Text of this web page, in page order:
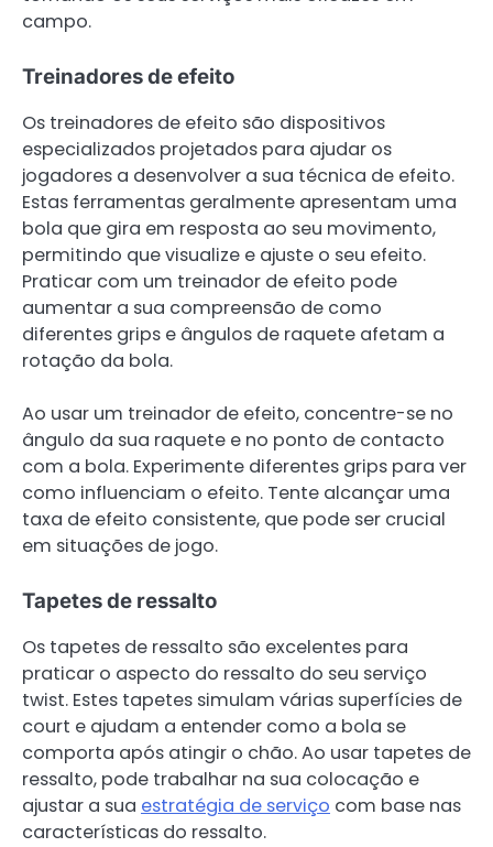
campo.
Treinadores de efeito
Os treinadores de efeito são dispositivos
especializados projetados para ajudar os
jogadores a desenvolver a sua técnica de efeito.
Estas ferramentas geralmente apresentam uma
bola que gira em resposta ao seu movimento,
permitindo que visualize e ajuste o seu efeito.
Praticar com um treinador de efeito pode
aumentar a sua compreensão de como
diferentes grips e ângulos de raquete afetam a
rotação da bola.
Ao usar um treinador de efeito, concentre-se no
ângulo da sua raquete e no ponto de contacto
com a bola. Experimente diferentes grips para ver
como influenciam o efeito. Tente alcançar uma
taxa de efeito consistente, que pode ser crucial
em situações de jogo.
Tapetes de ressalto
Os tapetes de ressalto são excelentes para
praticar o aspecto do ressalto do seu serviço
twist. Estes tapetes simulam várias superfícies de
court e ajudam a entender como a bola se
comporta após atingir o chão. Ao usar tapetes de
ressalto, pode trabalhar na sua colocação e
ajustar a sua estratégia de serviço com base nas
características do ressalto.